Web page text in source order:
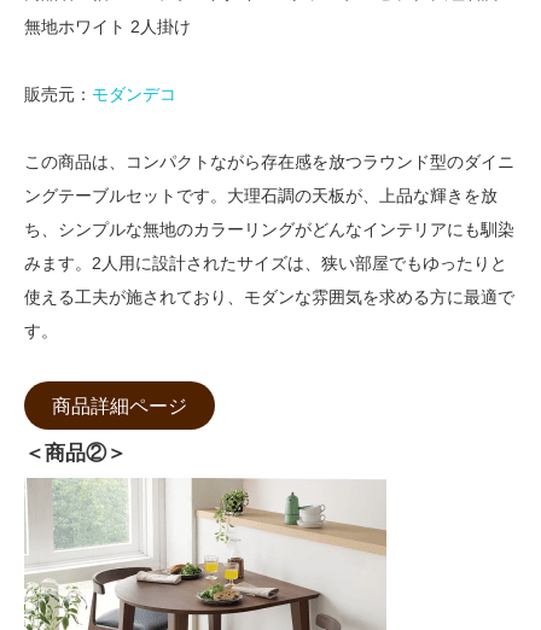
無地ホワイト 2人掛け
販売元： モダンデコ
この商品は、コンパクトながら存在感を放つラウンド型のダイニ
ングテーブルセットです。大理石調の天板が、上品な輝きを放
ち、シンプルな無地のカラーリングがどんなインテリアにも馴染
みます。2人用に設計されたサイズは、狭い部屋でもゆったりと
使える工夫が施されており、モダンな雰囲気を求める方に最適で
す。
商品詳細ページ
＜商品②＞